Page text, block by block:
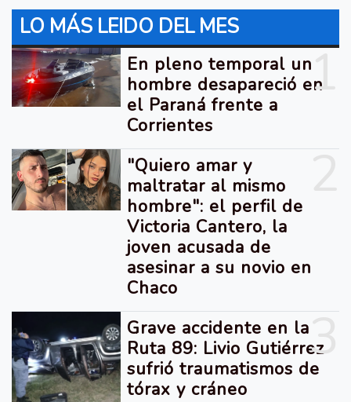
LO MÁS LEIDO DEL MES
1
En pleno temporal un
hombre desapareció en
el Paraná frente a
Corrientes
"Quiero amar y
maltratar al mismo
hombre": el perfil de
Victoria Cantero, la
joven acusada de
asesinar a su novio en
Chaco
3
Grave accidente en la
Ruta 89: Livio Gutiérrez
sufrió traumatismos de
tórax y cráneo